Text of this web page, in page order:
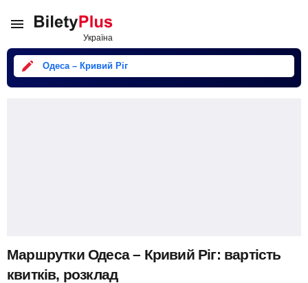
Одеса – Кривий Ріг
Маршрутки Одеса – Кривий Ріг: вартість
квитків, розклад